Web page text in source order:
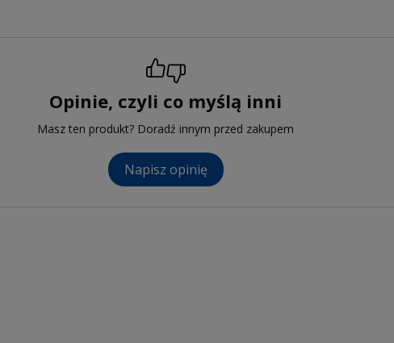
Opinie, czyli co myślą inni
Masz ten produkt? Doradź innym przed zakupem
Napisz opinię